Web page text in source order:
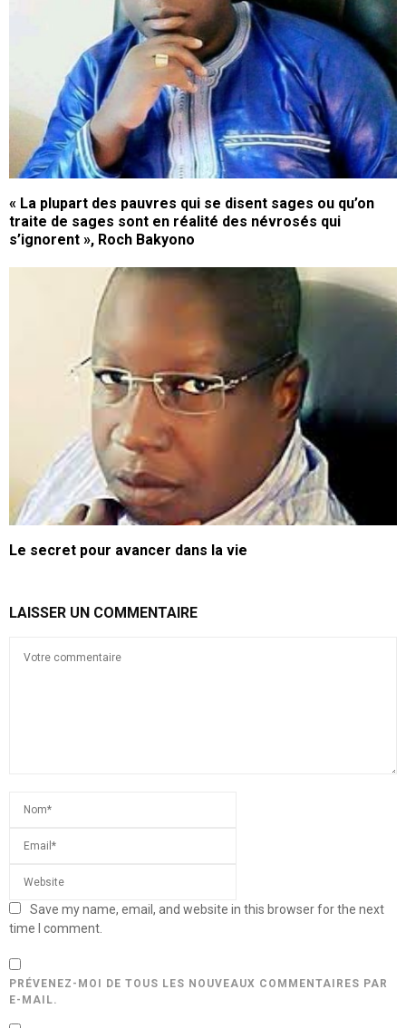
« La plupart des pauvres qui se disent sages ou qu’on
traite de sages sont en réalité des névrosés qui
s’ignorent », Roch Bakyono
Le secret pour avancer dans la vie
LAISSER UN COMMENTAIRE
Save my name, email, and website in this browser for the next
time I comment.
PRÉVENEZ-MOI DE TOUS LES NOUVEAUX COMMENTAIRES PAR
E-MAIL.